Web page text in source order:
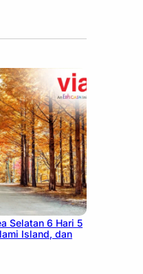
Selatan 6 Hari 5
Island, dan